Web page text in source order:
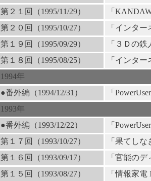
第２１回（1995/11/29）
「
第２０回（1995/10/27）
「インタ
第１９回（1995/09/29）
「３Ｄの
第１８回（1995/08/25）
「インタ
1994年
●番外編（1994/12/31）
「
1993年
●番外編（1993/12/22）
「
第１７回（1993/10/27）
「果てし
第１６回（1993/09/17）
「官能の
第１５回（1993/08/27）
「情報家